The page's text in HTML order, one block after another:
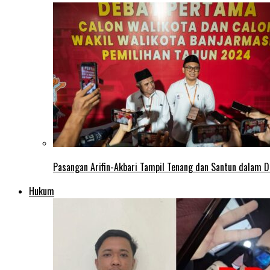
Pasangan Arifin-Akbari Tampil Tenang dan Santun dalam
Hukum